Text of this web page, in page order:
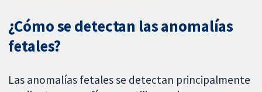
¿Cómo se detectan las anomalías
fetales?
Las anomalías fetales se detectan principalmente